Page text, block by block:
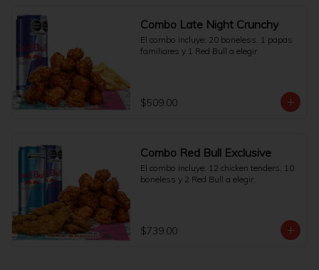
Combo Late Night Crunchy
El combo incluye: 20 boneless, 1 papas
familiares y 1 Red Bull a elegir.
$509.00
Combo Red Bull Exclusive
El combo incluye: 12 chicken tenders, 10
boneless y 2 Red Bull a elegir.
$739.00